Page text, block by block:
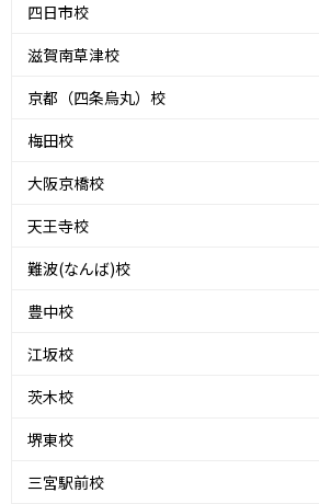
四日市校
滋賀南草津校
京都（四条烏丸）校
梅田校
大阪京橋校
天王寺校
難波(なんば)校
豊中校
江坂校
茨木校
堺東校
三宮駅前校